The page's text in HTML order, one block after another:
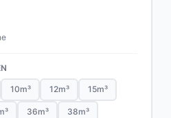
10m³ 12m³ 15m³
36m³ 38m³